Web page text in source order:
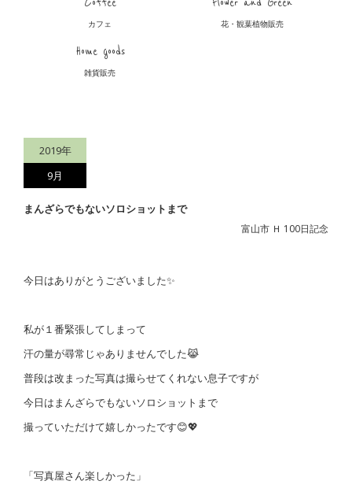
カフェ 花・観葉植物販売
Home goods
雑貨販売
2019年
9月
まんざらでもないソロショットまで
富山市 Ｈ 100日記念
今日はありがとうございました✨
私が１番緊張してしまって
汗の量が尋常じゃありませんでした😹
普段は改まった写真は撮らせてくれない息子ですが
今日はまんざらでもないソロショットまで
撮っていただけて嬉しかったです😊💖
「写真屋さん楽しかった」